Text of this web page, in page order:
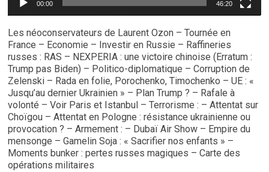
00:00 46:20
Les néoconservateurs de Laurent Ozon – Tournée en
France – Economie – Investir en Russie – Raffineries
russes : RAS – NEXPERIA : une victoire chinoise (Erratum :
Trump pas Biden) – Politico-diplomatique – Corruption de
Zelenski – Rada en folie, Porochenko, Timochenko – UE : «
Jusqu’au dernier Ukrainien » – Plan Trump ? – Rafale à
volonté – Voir Paris et Istanbul – Terrorisme : – Attentat sur
Choïgou – Attentat en Pologne : résistance ukrainienne ou
provocation ? – Armement : – Dubaï Air Show – Empire du
mensonge – Gamelin Soja : « Sacrifier nos enfants » –
Moments bunker : pertes russes magiques – Carte des
opérations militaires